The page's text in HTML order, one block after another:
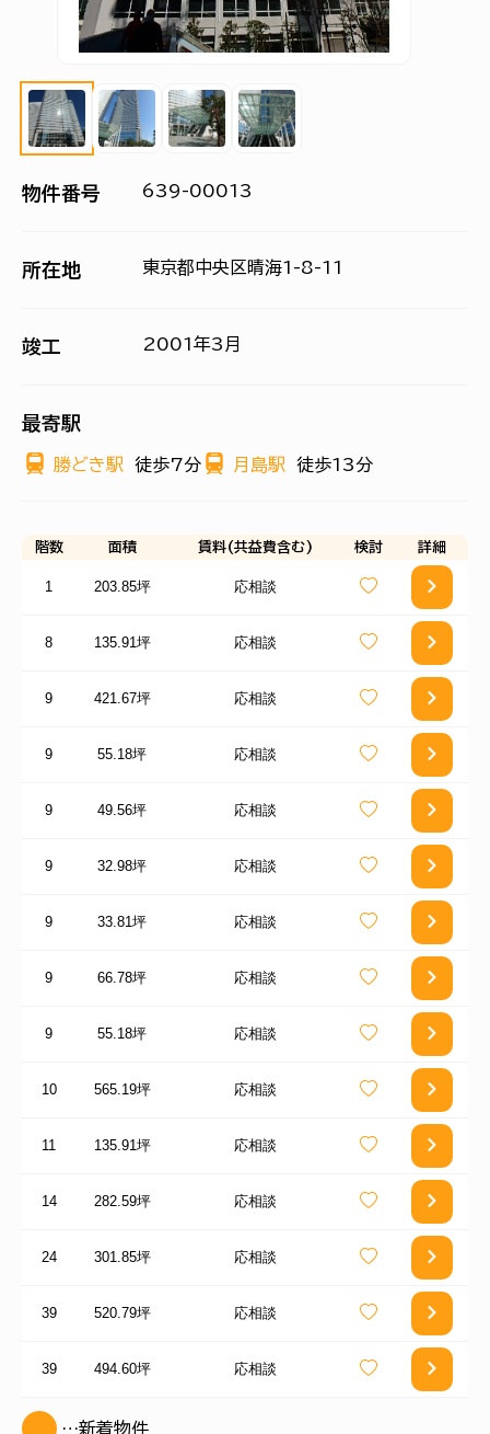
物件番号 639-00013
所在地 東京都中央区晴海1-8-11
竣工 2001年3月
最寄駅
勝どき駅 徒歩7分 月島駅 徒歩13分
階数 面積 賃料(共益費含む) 検討 詳細
1 203.85坪 応相談
8 135.91坪 応相談
9 421.67坪 応相談
9 55.18坪 応相談
9 49.56坪 応相談
9 32.98坪 応相談
9 33.81坪 応相談
9 66.78坪 応相談
9 55.18坪 応相談
10 565.19坪 応相談
11 135.91坪 応相談
14 282.59坪 応相談
24 301.85坪 応相談
39 520.79坪 応相談
39 494.60坪 応相談
…新着物件